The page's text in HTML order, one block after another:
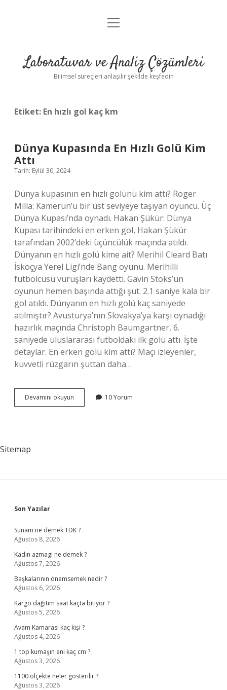
Anasayfa
Yasal Uyarı
menüyü
Laboratuvar ve Analiz Çözümleri
Bilimsel süreçleri anlaşılır şekilde keşfedin
Etiket: En hızlı gol kaç km
Dünya Kupasında En Hızlı Golü Kim
Attı
Tarih: Eylül 30, 2024
Dünya kupasının en hızlı golünü kim attı? Roger
Milla: Kamerun’u bir üst seviyeye taşıyan oyuncu. Üç
Dünya Kupası’nda oynadı. Hakan Şükür: Dünya
Kupası tarihindeki en erken gol, Hakan Şükür
tarafından 2002’deki üçüncülük maçında atıldı.
Dünyanın en hızlı golü kime ait? Merihil Cleard Batı
İskoçya Yerel Ligi’nde Bang oyunu. Merihilli
futbolcusu vuruşları kaydetti. Gavin Stoks’un
oyunun hemen başında attığı şut. 2.1 saniye kala bir
gol atıldı. Dünyanın en hızlı golü kaç saniyede
atılmıştır? Avusturya’nın Slovakya’ya karşı oynadığı
hazırlık maçında Christoph Baumgartner, 6.
saniyede uluslararası futboldaki ilk golü attı. İşte
detaylar. En erken golü kim attı? Maçı izleyenler,
kuvvetli rüzgarın şuttan daha…
Devamını okuyun
Kupasında
10 Yorum
Sitemap
Sidebar
Son Yazılar
Sunam ne demek TDK ?
Ağustos 8, 2026
Kadın azmagı ne demek ?
Ağustos 7, 2026
Başkalarının önemsemek nedir ?
Ağustos 6, 2026
Kargo dağıtım saat kaçta bitiyor ?
Ağustos 5, 2026
Avam Kamarası kaç kişi ?
Ağustos 4, 2026
1 top kumaşın eni kaç cm ?
Ağustos 3, 2026
1100 ölçekte neler gösterilir ?
Ağustos 3, 2026